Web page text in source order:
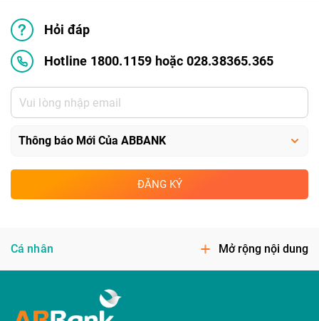
Hỏi đáp
Hotline 1800.1159 hoặc 028.38365.365
ĐĂNG KÝ
Cá nhân Mở rộng nội dung